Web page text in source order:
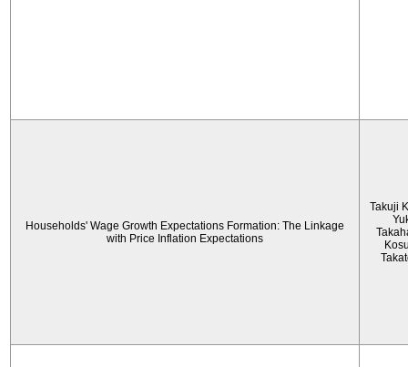
Households' Wage Growth Expectations Formation: The Linkage
with Price Inflation Expectations
Takuji